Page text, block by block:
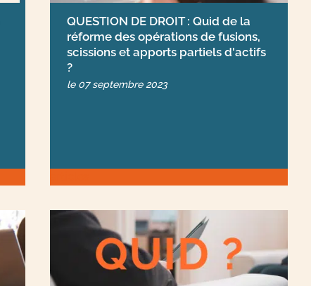
QUESTION DE DROIT : Quid de la
réforme des opérations de fusions,
scissions et apports partiels d'actifs
?
le 07 septembre 2023